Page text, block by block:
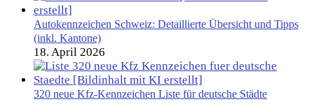
Autokennzeichen Schweiz: Detaillierte Übersicht und Tipps
(inkl. Kantone)
18. April 2026
320 neue Kfz-Kennzeichen Liste für deutsche Städte